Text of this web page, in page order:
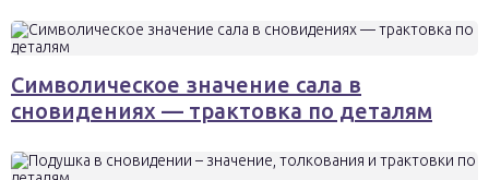
Символическое значение сала в
сновидениях — трактовка по деталям